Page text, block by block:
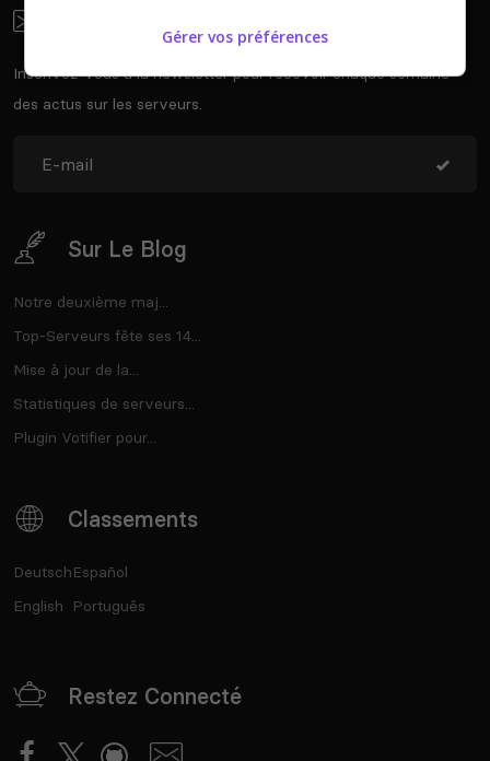
Inscrivez-vous à la newsletter pour recevoir chaque semaine
des actus sur les serveurs.
Sur Le Blog
Notre deuxième maj...
Top-Serveurs fête ses 14...
Mise à jour de la...
Statistiques de serveurs...
Plugin Votifier pour...
Classements
Deutsch
English
Español
Português
Restez Connecté
Gérer vos préférences